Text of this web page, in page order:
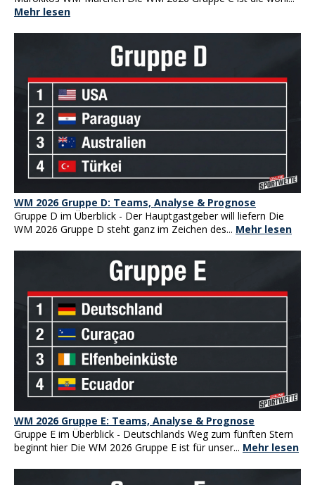
Mehr lesen
WM 2026 Gruppe D: Teams, Analyse & Prognose
Gruppe D im Überblick - Der Hauptgastgeber will liefern Die
WM 2026 Gruppe D steht ganz im Zeichen des... Mehr lesen
WM 2026 Gruppe E: Teams, Analyse & Prognose
Gruppe E im Überblick - Deutschlands Weg zum fünften Stern
beginnt hier Die WM 2026 Gruppe E ist für unser... Mehr lesen